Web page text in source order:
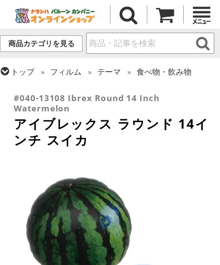
商品カテゴリを見る
トップ フィルム テーマ
食べ物・飲み物
#040-13108 Ibrex Round 14 Inch
Watermelon
アイブレックス ラウンド 14イ
ンチ スイカ